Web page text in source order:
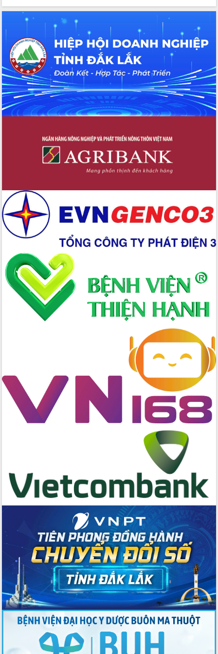
Tập huấn ứng dụng trí tuệ nhân tạo (AI)
trong thương mại điện tử năm 2026
Đoàn đại biểu Quốc hội tỉnh Đắk Lắk
trao đổi thông tin trước Kỳ họp thứ
nhất, Quốc hội khóa XVI
Quyết liệt cải cách hành chính, khơi
thông nguồn lực phát triển
Nâng cao hiệu lực, hiệu quả HĐND
tỉnh thông qua hiện đại hóa hành chính
Xã Ea Phê gắn cải cách hành chính với
chuyển đổi số
Hồ Thị Nguyên Thảo làm việc tại Trung
tâm Phục vụ hành chính công xã Ea
Xây dựng nền hành chính số đồng
hành cùng nông dân dân, doanh nghiệp
Giai đoạn 2026-2030, Đắk Lắk phấn
đấu có 77% xã đạt chuẩn nông thôn
Chuyển đổi số 'mở đường' cho nông
nghiệp Đắk Lắk tăng trưởng bứt phá
Triển khai đồng bộ đo đạc, lập hồ sơ
địa chính, hoàn thiện cơ sở dữ liệu đất
đai
Ứng dụng sinh trắc học - Bước tiến
trong hành trình chuyển đổi số tại Đắk
Lắk
Đắk Lắk nâng cao hiệu quả công tác
Đảng từ Sổ tay đảng viên điện tử
cấp xã
Đắk Lắk phát động hưởng ứng Ngày
Quyền của người tiêu dùng Việt Nam
2026
Đẩy mạnh cải cách hành chính, quyết
Phó Bí thư Tỉnh ủy Đắk Lắk Đỗ Hữu
Huy giữ chức Bí thư Đảng ủy Ủy Ban
Nhân dân tỉnh
Bệnh án điện tử thúc đẩy chuyển đổi
Chuyển đổi số thư viện: Mở rộng
không gian tri thức trong thời đại số
Đánh giá, rút kinh nghiệm công tác tổ
chức diễn tập trước ngày bầu cử
Chương trình “Gặp gỡ hữu nghị –
Friendship Meeting New Year 2026”
Bầu cử Quốc hội và HĐND: Cử tri Đắk
Lắk gửi gắm niềm tin, kỳ vọng vào lá
phiếu
Đắk Lắk sẵn sàng các điều kiện cho
Ngày hội bầu cử đại biểu Quốc hội
khóa XVI và HĐND các cấp nhiệm kỳ